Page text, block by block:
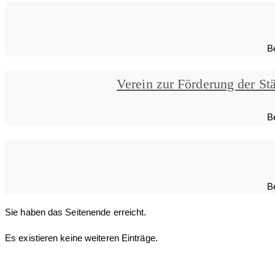
Verein zur Förderung der
Sie haben das Seitenende erreicht.
Es existieren keine weiteren Einträge.